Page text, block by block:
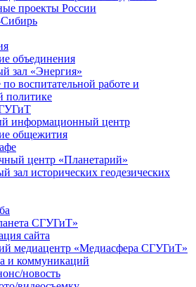
проекты России
объединения
зал «Энергия»
воспитательной работе и
политике
информационный центр
общежития
центр «Планетарий»
зал исторических геодезических
СГУГиТ»
сайта
медиацентр «Медиасфера СГУГиТ»
и коммуникаций
новость